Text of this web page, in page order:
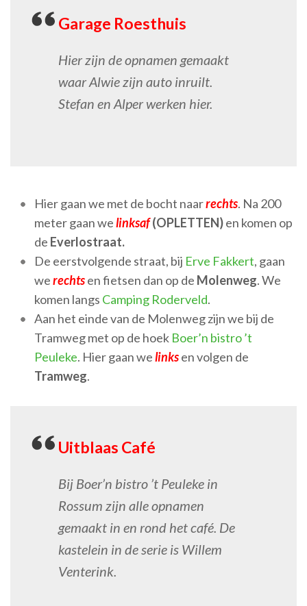
Garage Roesthuis
Hier zijn de opnamen gemaakt
waar Alwie zijn auto inruilt.
Stefan en Alper werken hier.
Hier gaan we met de bocht naarrechts. Na 200
meter gaan welinksaf(OPLETTEN)en komen op
de Everlostraat.
De eerstvolgende straat, bij Erve Fakkert, gaan
werechtsen fietsen dan op de Molenweg. We
komen langs Camping Roderveld.
Aan het einde van de Molenweg zijn we bij de
Tramweg met op de hoek Boer’n bistro ’t
Peuleke. Hier gaan welinksen volgen de
Tramweg.
Uitblaas Café
Bij Boer’n bistro ’t Peuleke in
Rossum zijn alle opnamen
gemaakt in en rond het café. De
kastelein in de serie is Willem
Venterink.